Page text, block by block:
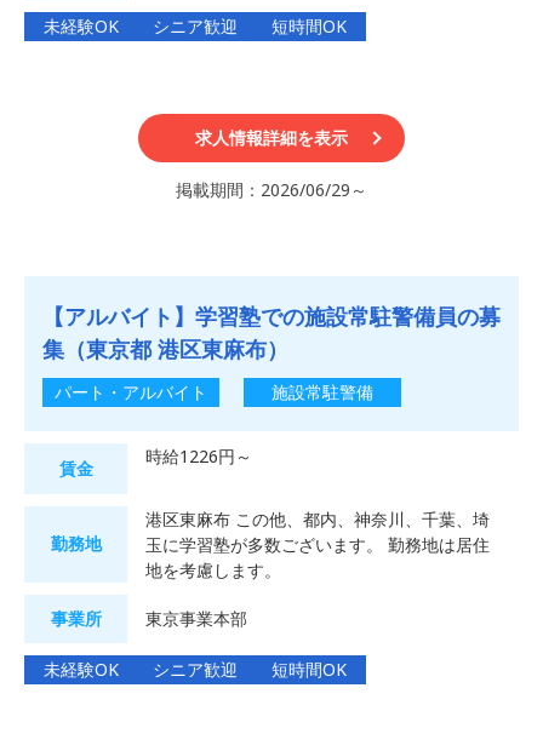
未経験OK シニア歓迎 短時間OK
求人情報詳細を表示
掲載期間：2026/06/29～
【アルバイト】学習塾での施設常駐警備員の募
集（東京都 港区東麻布）
パート・アルバイト 施設常駐警備
未経験OK シニア歓迎 短時間OK
賃金
時給1226円～
勤務地
港区東麻布 この他、都内、神奈川、千葉、埼
玉に学習塾が多数ございます。 勤務地は居住
地を考慮します。
事業所 東京事業本部